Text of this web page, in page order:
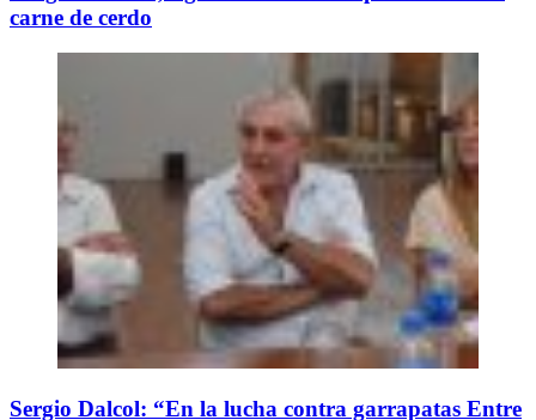
carne de cerdo
Sergio Dalcol: “En la lucha contra garrapatas Entre